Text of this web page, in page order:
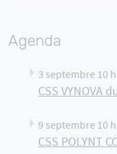
Agenda
3 septembre 10 h
CSS VYNOVA
9 septembre 10 h
CSS POLYNT